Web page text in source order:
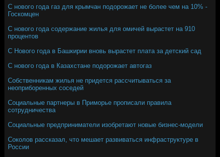
С нового года газ для крымчан подорожает не более чем на 10% -
Госкомцен
С нового года содержание жилья для омичей вырастет на 910
процентов
С Нового года в Башкирии вновь вырастет плата за детский сад
С нового года в Казахстане подорожает автогаз
Собственникам жилья не придется рассчитываться за
неоприборенных соседей
Социальные партнеры в Приморье прописали правила
сотрудничества
Социальные предприниматели изобретают новые бизнес-модели
Соколов рассказал, что мешает развиваться инфраструктуре в
России